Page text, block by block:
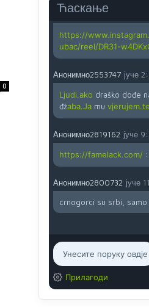
0
Ћаскање
Анонимно2819162
https://
ubac/reel/DR31-
Анонимно2553747 јуче
Ljudi.ako draško dođe
đžaba.Jamu
Анонимно2819162 јуче
https://famelack.com/
Анонимно2800732 јуче
crnogorci su srbi, samo
Прилагоди